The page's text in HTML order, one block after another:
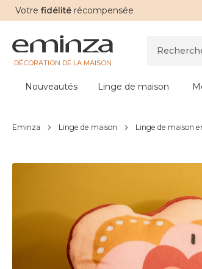
Votre fidélité récompensée
DÉCORATION DE LA MAISON
Nouveautés Linge de maison
Eminza Linge de maison Linge de maison